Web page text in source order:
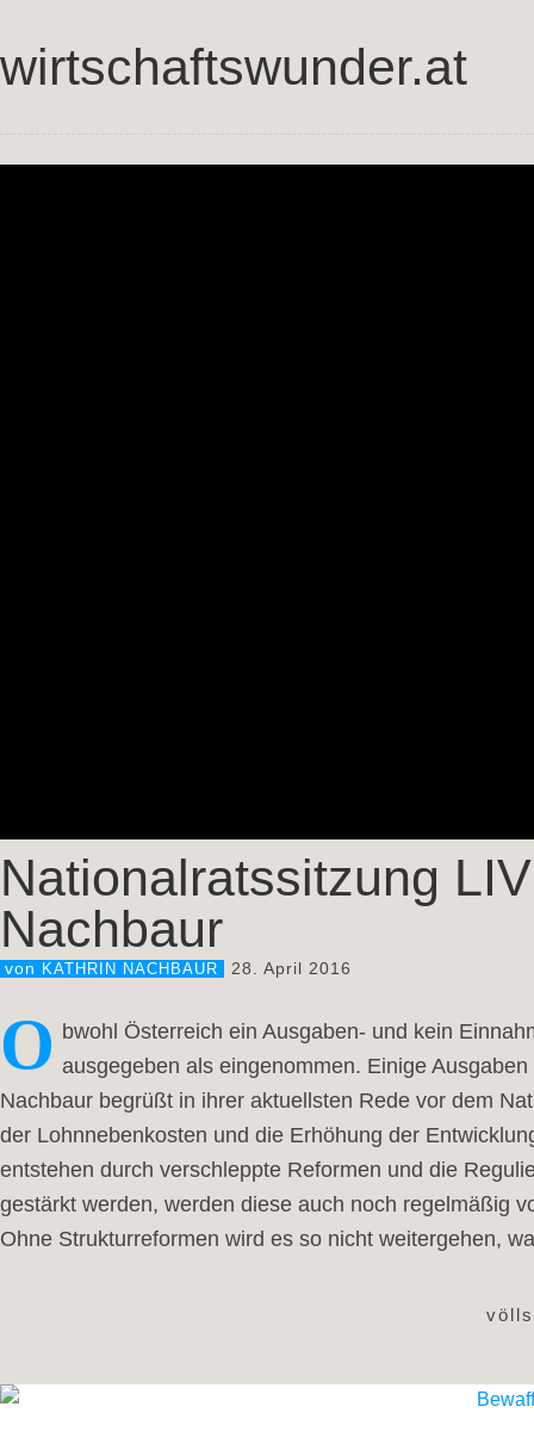
wirtschaftswunder.at
Nationalratssitzung
Nachbaur
von KATHRIN NACHBAUR 28. April 2016
O bwohl Österreich ein Ausgaben- und kein
ausgegeben als eingenommen. Einige
Nachbaur begrüßt in ihrer aktuellsten Rede vor dem
der Lohnnebenkosten und die Erhöhung der
entstehen durch verschleppte Reformen und die
gestärkt werden, werden diese auch noch regelmäßig
Ohne Strukturreformen wird es so nicht weitergehen,